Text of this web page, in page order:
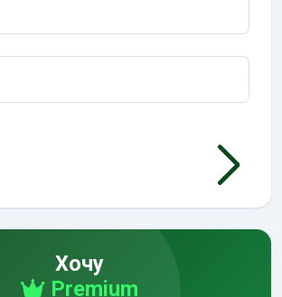
Хочу
Premium